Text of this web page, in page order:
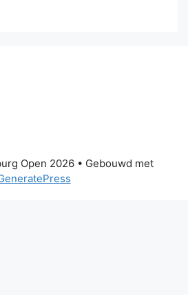
Open 2026• Gebouwd met